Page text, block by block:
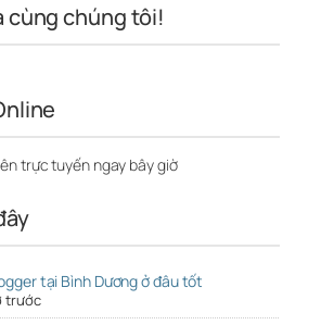
cùng chúng tôi!
trực tuyến ngay bây giờ
tại Bình Dương ở đâu tốt
trước